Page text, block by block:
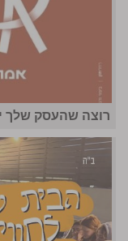
רוצה שהעסק שלך